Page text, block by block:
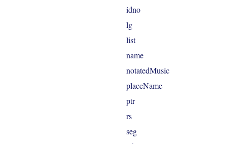
idno
lg
list
name
notatedMusic
placeName
ptr
rs
seg